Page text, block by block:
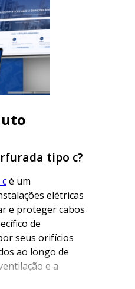
tipo c?
é um
elétricas
e proteger cabos
de
seus orifícios
ao longo de
e a
a